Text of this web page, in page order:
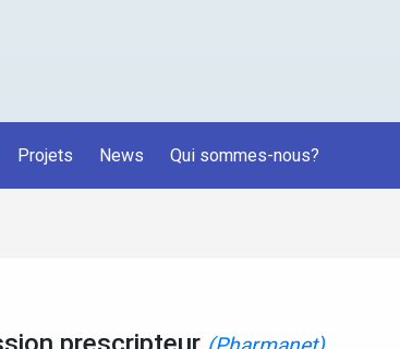
Projets News Qui sommes-nous?